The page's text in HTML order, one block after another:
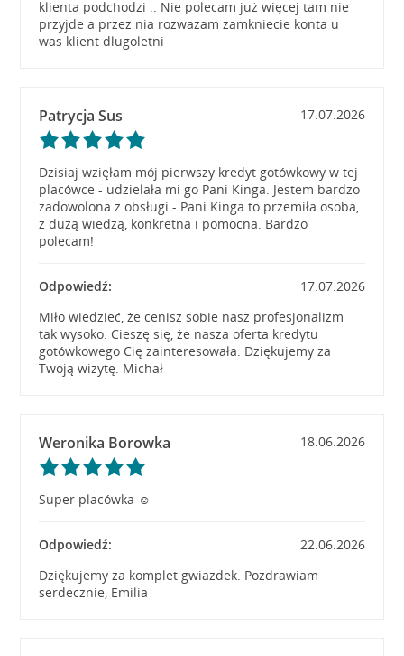
klienta podchodzi .. Nie polecam już więcej tam nie
przyjde a przez nia rozwazam zamkniecie konta u
was klient dlugoletni
Patrycja Sus 17.07.2026
Dzisiaj wzięłam mój pierwszy kredyt gotówkowy w tej
placówce - udzielała mi go Pani Kinga. Jestem bardzo
zadowolona z obsługi - Pani Kinga to przemiła osoba,
z dużą wiedzą, konkretna i pomocna. Bardzo
polecam!
Odpowiedź:
17.07.2026
Miło wiedzieć, że cenisz sobie nasz profesjonalizm
tak wysoko. Cieszę się, że nasza oferta kredytu
gotówkowego Cię zainteresowała. Dziękujemy za
Twoją wizytę. Michał
Weronika Borowka 18.06.2026
Super placówka ☺️
Odpowiedź:
22.06.2026
Dziękujemy za komplet gwiazdek. Pozdrawiam
serdecznie, Emilia